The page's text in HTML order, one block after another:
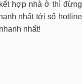
hợp nhà ở thì đừng
nhất tới số hotline
nhất!